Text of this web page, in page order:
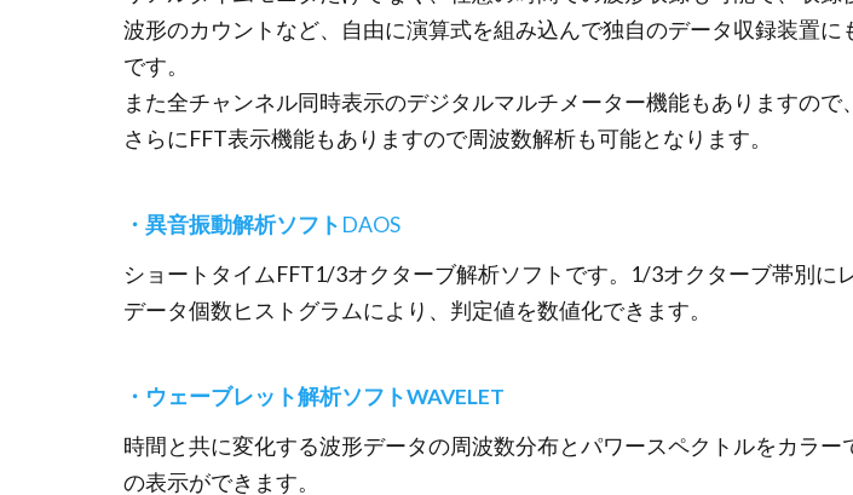
波形のカウントなど、自由に演算式を組み込んで独自のデータ収録装置
です。
また全チャンネル同時表示のデジタルマルチメーター機能もありますので
さらにFFT表示機能もありますので周波数解析も可能となります。
・異音振動解析ソフト DAOS
ショートタイムFFT1/3オクターブ解析ソフトです。1/3オクターブ帯別に
データ個数ヒストグラムにより、判定値を数値化できます。
・ウェーブレット解析ソフトWAVELET
時間と共に変化する波形データの周波数分布とパワースペクトルをカラ
の表示ができます。